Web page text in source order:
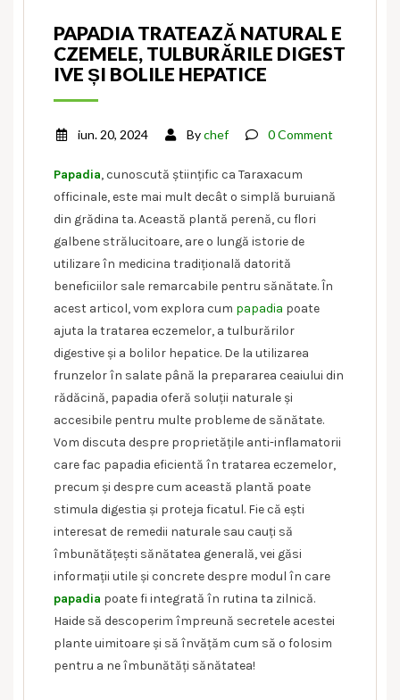
PAPADIA TRATEAZĂ NATURAL E
CZEMELE, TULBURĂRILE DIGEST
IVE ȘI BOLILE HEPATICE
iun. 20, 2024 Bychef 0 Comment
Papadia, cunoscută științific ca Taraxacum
officinale, este mai mult decât o simplă buruiană
din grădina ta. Această plantă perenă, cu flori
galbene strălucitoare, are o lungă istorie de
utilizare în medicina tradițională datorită
beneficiilor sale remarcabile pentru sănătate. În
acest articol, vom explora cum papadia poate
ajuta la tratarea eczemelor, a tulburărilor
digestive și a bolilor hepatice. De la utilizarea
frunzelor în salate până la prepararea ceaiului din
rădăcină, papadia oferă soluții naturale și
accesibile pentru multe probleme de sănătate.
Vom discuta despre proprietățile anti-inflamatorii
care fac papadia eficientă în tratarea eczemelor,
precum și despre cum această plantă poate
stimula digestia și proteja ficatul. Fie că ești
interesat de remedii naturale sau cauți să
îmbunătățești sănătatea generală, vei găsi
informații utile și concrete despre modul în care
papadia poate fi integrată în rutina ta zilnică.
Haide să descoperim împreună secretele acestei
plante uimitoare și să învățăm cum să o folosim
pentru a ne îmbunătăți sănătatea!